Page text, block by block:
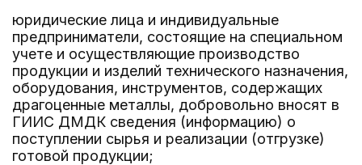
юридические лица и индивидуальные
предприниматели, состоящие на специальном
учете и осуществляющие производство
продукции и изделий технического назначения,
оборудования, инструментов, содержащих
драгоценные металлы, добровольно вносят в
ГИИС ДМДК сведения (информацию) о
поступлении сырья и реализации (отгрузке)
готовой продукции;